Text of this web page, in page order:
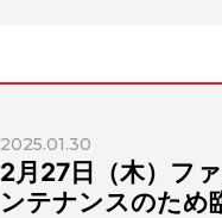
2025.01.30
2月27日（木）フ
ンテナンスのため